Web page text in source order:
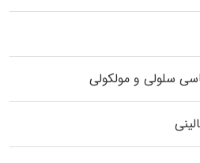
سلولی و مولکولی